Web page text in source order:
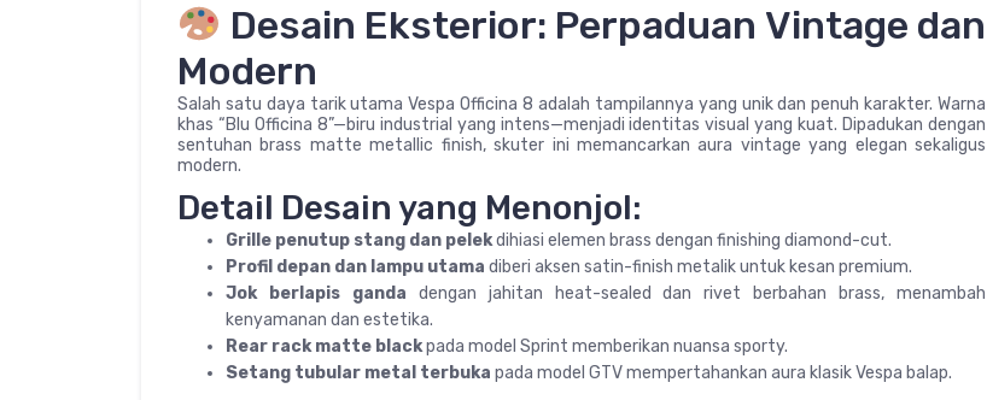
Desain Eksterior: Perpaduan Vintage dan
Modern
Salah satu daya tarik utama Vespa Officina 8 adalah tampilannya yang unik dan penuh karakter. Warna
khas “Blu Officina 8”—biru industrial yang intens—menjadi identitas visual yang kuat. Dipadukan dengan
sentuhan brass matte metallic finish, skuter ini memancarkan aura vintage yang elegan sekaligus
modern.
Detail Desain yang Menonjol:
Grille penutup stang dan pelekdihiasi elemen brass dengan finishing diamond-cut.
Profil depan dan lampu utama diberi aksen satin-finish metalik untuk kesan premium.
Jok berlapis ganda dengan jahitan heat-sealed dan rivet berbahan brass, menambah
kenyamanan dan estetika.
Rear rack matte blackpada model Sprint memberikan nuansa sporty.
Setang tubular metal terbuka pada model GTV mempertahankan aura klasik Vespa balap.